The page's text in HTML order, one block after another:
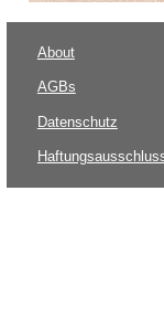
About
AGBs
Datenschutz